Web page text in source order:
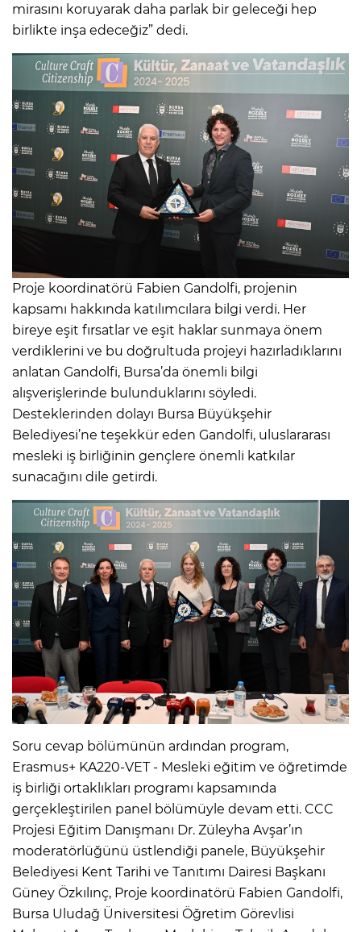
mirasını koruyarak daha parlak bir geleceği hep
birlikte inşa edeceğiz” dedi.
Proje koordinatörü Fabien Gandolfi, projenin
kapsamı hakkında katılımcılara bilgi verdi. Her
bireye eşit fırsatlar ve eşit haklar sunmaya önem
verdiklerini ve bu doğrultuda projeyi hazırladıklarını
anlatan Gandolfi, Bursa’da önemli bilgi
alışverişlerinde bulunduklarını söyledi.
Desteklerinden dolayı Bursa Büyükşehir
Belediyesi’ne teşekkür eden Gandolfi, uluslararası
mesleki iş birliğinin gençlere önemli katkılar
sunacağını dile getirdi.
Soru cevap bölümünün ardından program,
Erasmus+ KA220-VET - Mesleki eğitim ve öğretimde
iş birliği ortaklıkları programı kapsamında
gerçekleştirilen panel bölümüyle devam etti. CCC
Projesi Eğitim Danışmanı Dr. Züleyha Avşar’ın
moderatörlüğünü üstlendiği panele, Büyükşehir
Belediyesi Kent Tarihi ve Tanıtımı Dairesi Başkanı
Güney Özkılınç, Proje koordinatörü Fabien Gandolfi,
Bursa Uludağ Üniversitesi Öğretim Görevlisi